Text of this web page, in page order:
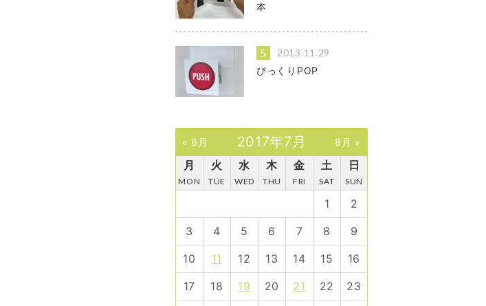
本
2013.11.29
びっくりPOP
« 6月 2017年7月 8月 »
月
MON
火
TUE
水
WED
木
THU
金
FRI
土
SAT
日
SUN
1
2
3
4 5 6 7 8
9
10
11 12 13 14 15
16
17
18 19 20 21 22
23